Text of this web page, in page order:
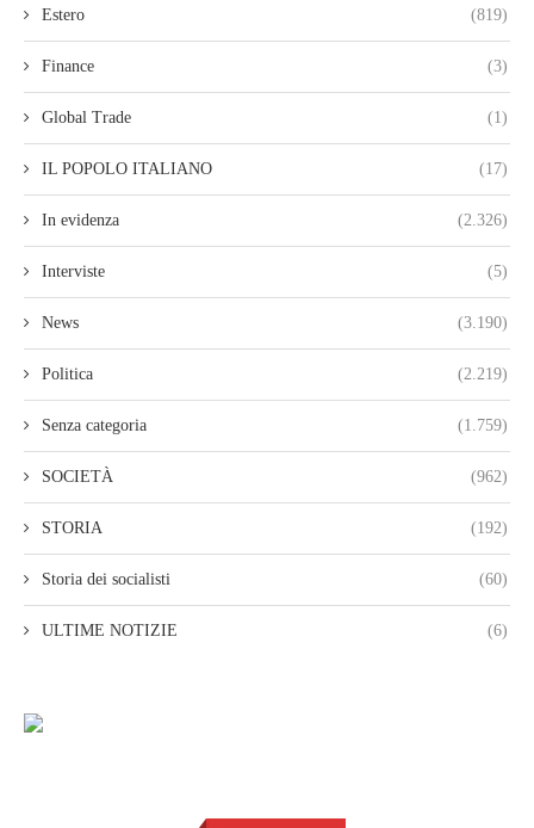
Estero (819)
Finance (3)
Global Trade (1)
IL POPOLO ITALIANO (17)
In evidenza (2.326)
Interviste (5)
News (3.190)
Politica (2.219)
Senza categoria (1.759)
SOCIETÀ (962)
STORIA (192)
Storia dei socialisti (60)
ULTIME NOTIZIE (6)